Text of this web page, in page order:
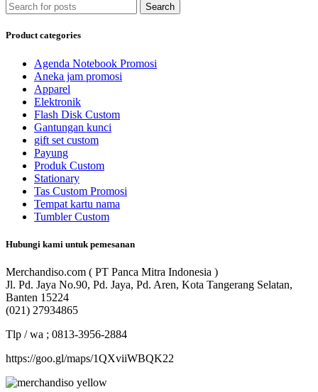
Search
Product categories
Agenda Notebook Promosi
Aneka jam promosi
Apparel
Elektronik
Flash Disk Custom
Gantungan kunci
gift set custom
Payung
Produk Custom
Stationary
Tas Custom Promosi
Tempat kartu nama
Tumbler Custom
Hubungi kami untuk pemesanan
Merchandiso.com ( PT Panca Mitra Indonesia )
Jl. Pd. Jaya No.90, Pd. Jaya, Pd. Aren, Kota Tangerang Selatan,
Banten 15224
(021) 27934865
Tlp / wa ; 0813-3956-2884
https://goo.gl/maps/1QXviiWBQK22